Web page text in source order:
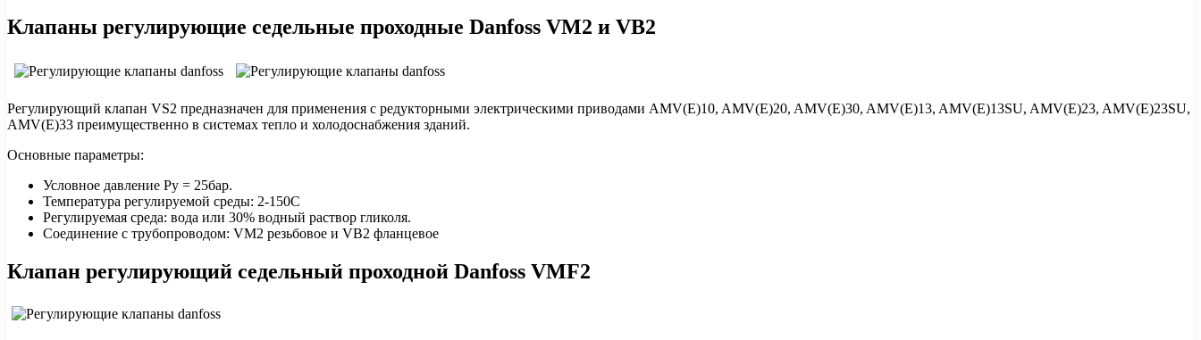
Клапаны регулирующие седельные проходные Danfoss VM2 и VB2
Регулирующий клапан VS2 предназначен для применения с редукторными электрическими приводами AMV(Е)10, AMV(Е)20, AMV(Е)30, AMV(Е)13, AMV(Е)13SU, AMV(Е)23, AMV(Е)23SU,
AMV(Е)33 преимущественно в системах тепло и холодоснабжения зданий.
Основные параметры:
Условное давление Ру = 25бар.
Температура регулируемой среды: 2-150С
Регулируемая среда: вода или 30% водный раствор гликоля.
Соединение с трубопроводом: VM2 резьбовое и VB2 фланцевое
Клапан регулирующий седельный проходной Danfoss VMF2